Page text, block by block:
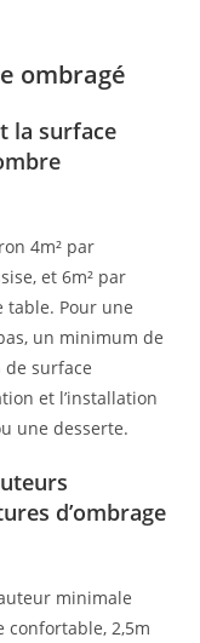
ombragé
la surface
4m² par
et 6m² par
table. Pour une
un minimum de
de surface
et l’installation
une desserte.
d’ombrage
minimale
confortable, 2,5m